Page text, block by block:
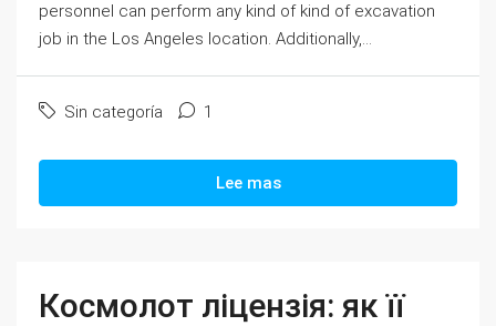
personnel can perform any kind of kind of excavation
job in the Los Angeles location. Additionally,...
Sin categoría 1
Lee mas
Космолот ліцензія: як її